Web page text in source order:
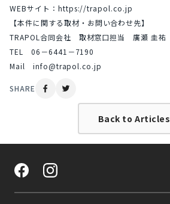
WEBサイト：https://trapol.co.jp
【本件に関する取材・お問い合わせ先】
TRAPOL合同会社　取材窓口担当　廣瀬 圭祐
TEL　06－6441－7190
Mail　info@trapol.co.jp
SHARE
Back to Articles